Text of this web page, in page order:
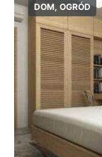
DOM, OGRÓD